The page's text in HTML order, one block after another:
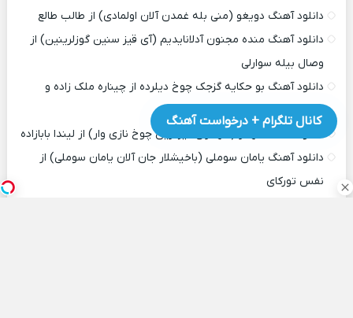
دانلود آهنگ دویغو (منی بله غمدن آلان اولمادی) از طالب طالع
دانلود آهنگ منده مجنون آدلانایدیم (آی قیز سنین گوزلرینین) از
وصال بیله سوارلی
دانلود آهنگ بو حکایه گزجک چوخ دیلرده از چیناره ملک زاده و
دانلود آهنگ شهناز (شهنازلی قیزلارین چوخ نازی وار) از لیندا بابازاده
دانلود آهنگ یامان سوملی (باخیشلار جان آلان یامان سوملی) از
نفس تورکای
کانال تلگرام + درخواست آهنگ